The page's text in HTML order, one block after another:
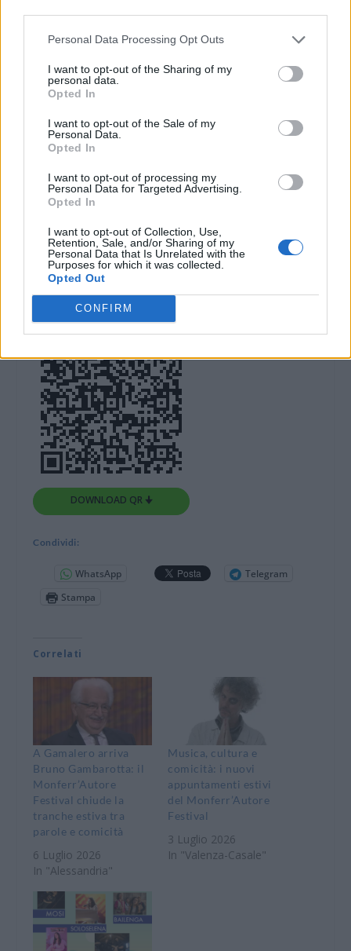
Personal Data Processing Opt Outs
I want to opt-out of the Sharing of my
personal data.
Opted In
I want to opt-out of the Sale of my
Personal Data.
Opted In
I want to opt-out of processing my
Personal Data for Targeted Advertising.
Opted In
I want to opt-out of Collection, Use,
Retention, Sale, and/or Sharing of my
Personal Data that Is Unrelated with the
Purposes for which it was collected.
Opted Out
CONFIRM
filosofia alla base del progetto:
“L’obiettivo di Monferr’Autore è quello di
del paesaggio e lo spessore e varietà dei
contenuti”.
Una formula pensata appositamente per
“Un festival lungo e diffuso che vuole
trasformare piazze e luoghi storici in spazi
di condivisione e crescita culturale”.
DOWNLOAD QR 🠋
Condividi:
WhatsApp
Telegram
Stampa
Correlati
A Gamalero arriva
Bruno Gambarotta: il
Monferr’Autore
Festival chiude la
tranche estiva tra
parole e comicità
6 Luglio 2026
In "Alessandria"
Musica, cultura e
comicità: i nuovi
appuntamenti estivi
del Monferr’Autore
Festival
3 Luglio 2026
In "Valenza-Casale"